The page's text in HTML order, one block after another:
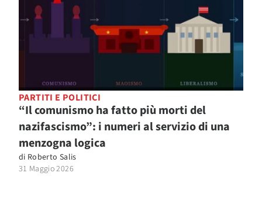
PARTITI E POLITICI
“Il comunismo ha fatto più morti del
nazifascismo”: i numeri al servizio di una
menzogna logica
di Roberto Salis
31 Maggio 2026